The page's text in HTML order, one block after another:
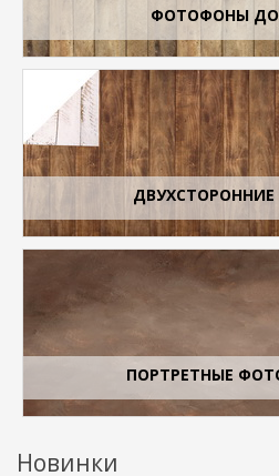
ФОТОФОНЫ
ПОРТРЕТНЫЕ
Новинки